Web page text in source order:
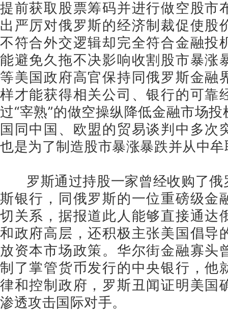
提前获取股票筹码并进行做空股市
出严厉对俄罗斯的经济制裁促使股
不符合外交逻辑却完全符合金融投
能避免久拖不决影响收割股市暴涨
等美国政府高官保持同俄罗斯金融
样才能获得相关公司、银行的可靠
过“宰熟”的做空操纵降低金融市场
国同中国、欧盟的贸易谈判中多次
也是为了制造股市暴涨暴跌并从中
罗斯通过持股一家曾经收购了俄
斯银行，同俄罗斯的一位重磅级金
切关系，据报道此人能够直接通达
和政府高层，还积极主张美国倡导
放资本市场政策。华尔街金融寡头
制了掌管货币发行的中央银行，他
律和控制政府，罗斯丑闻证明美国
渗透攻击国际对手。